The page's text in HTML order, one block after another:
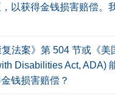
以获得金钱损害赔偿。
法案》第 504 节或《美
Disabilities Act, ADA)
钱损害赔偿？